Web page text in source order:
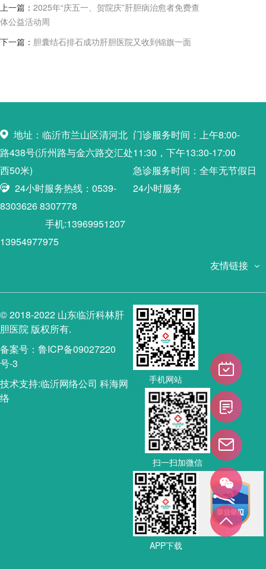
上一篇： 2025年“庆五一、贺院庆”肝胆病治愈者免费查
体公益活动周
下一篇： 胆囊结石排石成功肝胆医院又收到锦旗一面
地址：临沂市兰山区清河北
路438号(沂州路与金六路交汇处
西50米)
24小时服务热线：0539-
8303626 8307778
手机:13969951207
13954977975
门诊服务时间：上午8:00-
11:30，下午13:30-17:00
急诊服务时间：全年无节假日
24小时服务
友情链接
© 2018-2022 山东临沂科林肝
胆医院 版权所有.
备案号：鲁ICP备09027220
号-3
技术支持:临沂网络公司 科海网
络
手机网站
扫一扫加微信
APP下载